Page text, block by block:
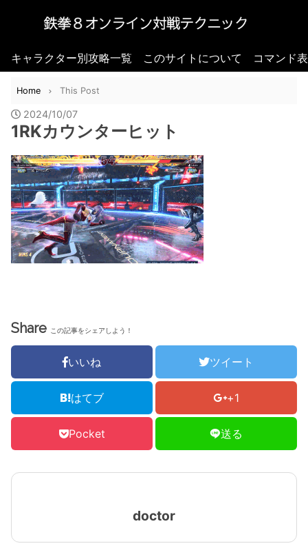
キャラクター別攻略一覧 このサイトについて コマンド
Home This Post
2024/10/07
1RKカウンターヒット
Share この記事をシェアしよう！
いいね ツイート
はてブ +1
Pocket 送る
doctor